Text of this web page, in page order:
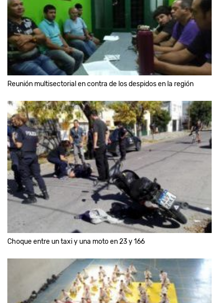
Reunión multisectorial en contra de los despidos en la región
Choque entre un taxi y una moto en 23 y 166